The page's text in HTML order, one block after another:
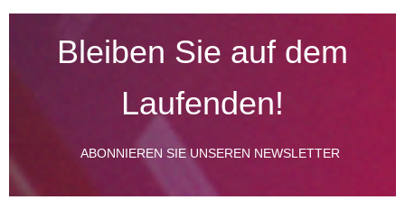
Bleiben Sie auf dem
Laufenden!
ABONNIEREN SIE UNSEREN NEWSLETTER